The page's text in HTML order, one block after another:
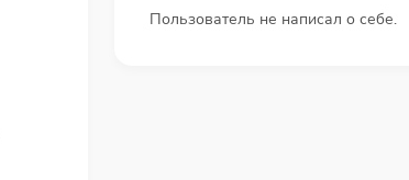
Пользователь не написал о себе.